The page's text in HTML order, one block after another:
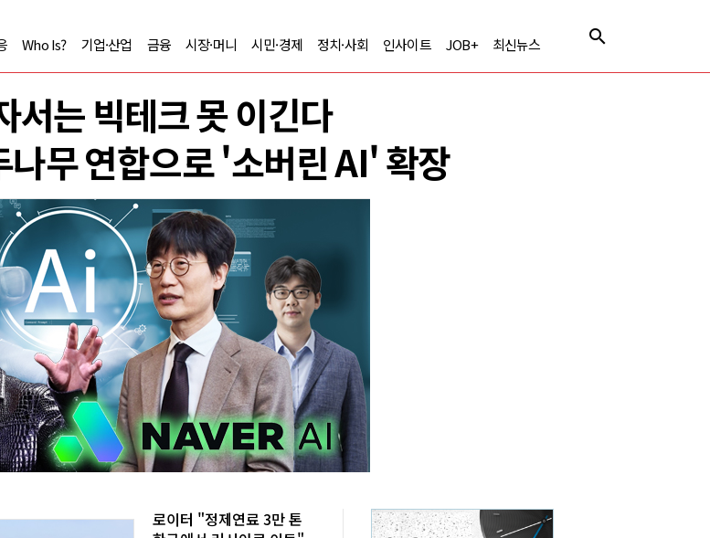
Who Is? 기업·산업 금융 시장·머니 시민·경제 정치·사회 인사이트 JOB+ 최신뉴스
서는 빅테크 못 이긴다
나무 연합으로 '소버린 AI' 확장
로이터 "정제연료 3만 톤